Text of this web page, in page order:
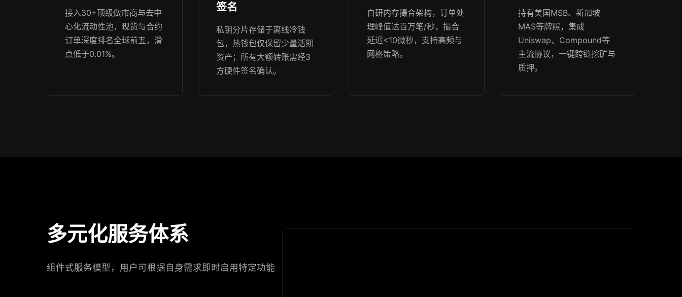
接入30+顶级做市商与去中
心化流动性池，现货与合约
订单深度排名全球前五，滑
点低于0.01%。
签名
私钥分片存储于离线冷钱
包，热钱包仅保留少量活期
资产；所有大额转账需经3
方硬件签名确认。
自研内存撮合架构，订单处
理峰值达百万笔/秒，撮合
延迟<10微秒，支持高频与
网格策略。
持有美国MSB、新加坡
MAS等牌照，集成
Uniswap、Compound等
主流协议，一键跨链挖矿与
质押。
多元化服务体系
组件式服务模型，用户可根据自身需求即时启用特定功能